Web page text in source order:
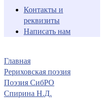
Контакты и
реквизиты
Написать нам
Главная
Рериховская поэзия
Поэзия СибРО
Спирина Н.Д.